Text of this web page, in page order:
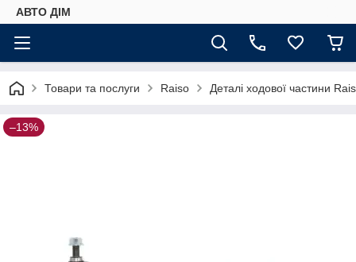
АВТО ДIМ
Товари та послуги Raiso Деталі ходової частини
–13%